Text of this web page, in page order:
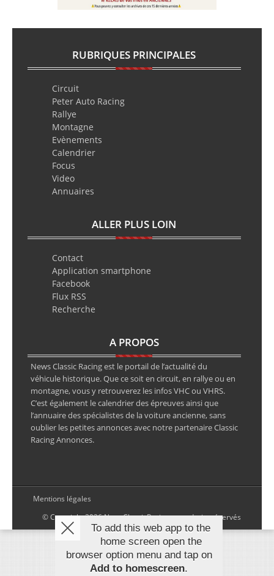
RUBRIQUES PRINCIPALES
Circuit
Peter Auto Racing
Rallye
Montagne
Evènements
Calendrier
Focus
Video
Annuaires
ALLER PLUS LOIN
Contact
Application smartphone
Facebook
Flux RSS
Recherche
A PROPOS
News Classic Racing est le portail de l’actualité du
véhicule historique. Que ce soit en circuit, en rallye ou en
montagne, vous y retrouverez les infos VHC ou VHRS.
C’est également le calendrier des épreuves ainsi que
l’annuaire des spécialistes de la voiture ancienne, sans
oublier les petites annonces avec notre partenaire Classic
Racing Annonces.
Mentions légales
© Copyright 2026 NewsClassicRacing, tous droits réservés
To add this web app to the
home screen open the
browser option menu and tap on
Add to homescreen.